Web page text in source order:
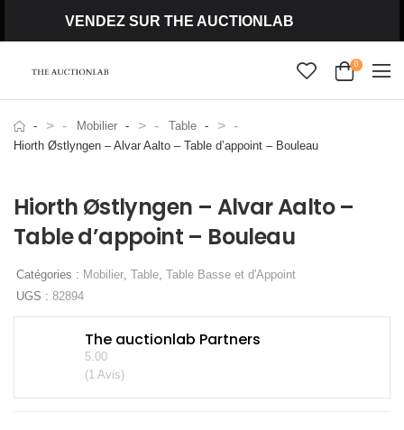
VENDEZ SUR THE AUCTIONLAB
0
> Mobilier > Table >
Hiorth Østlyngen – Alvar Aalto – Table d’appoint – Bouleau
Hiorth Østlyngen – Alvar Aalto –
Table d’appoint – Bouleau
Catégories : Mobilier, Table, Table Basse et d'Appoint
UGS : 82894
The auctionlab Partners
5.00
(1 Avis)